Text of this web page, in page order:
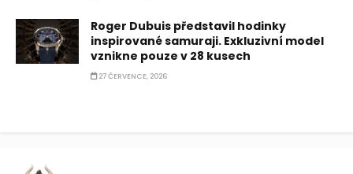
Roger Dubuis představil hodinky
inspirované samuraji. Exkluzivní model
vznikne pouze v 28 kusech
27 ČERVENCE, 2026